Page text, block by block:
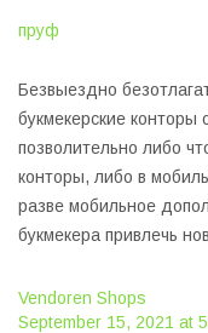
пруф
Безвыездно
букмекерские конторы
позволительно либо
конторы, либо в
разве мобильное
букмекера привлечь
Vendoren Shops
September 15, 2021 at